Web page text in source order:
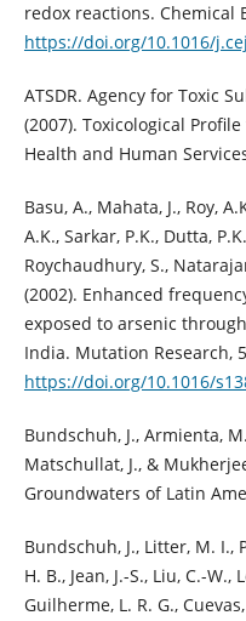
redox reactions. Chemical
https://doi.org/10.1016/
ATSDR. Agency for Toxic
(2007). Toxicological
Health and Human
Basu, A., Mahata, J., Roy,
A.K., Sarkar, P.K., Dutta,
Roychaudhury, S.,
(2002). Enhanced
exposed to arsenic
India. Mutation Research,
https://doi.org/10.1016/
Bundschuh, J., Armienta,
Matschullat, J., &
Groundwaters of Latin
Bundschuh, J., Litter, M. I.,
H. B., Jean, J.-S., Liu, C.-
Guilherme, L. R. G.,